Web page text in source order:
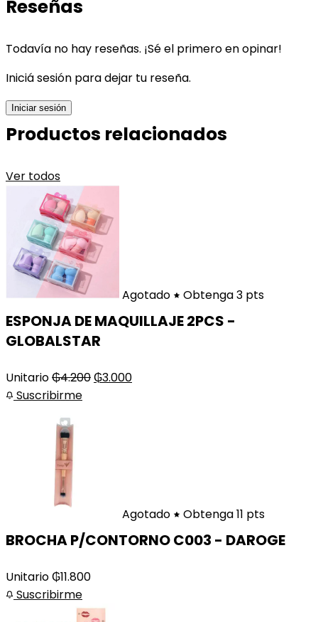
Reseñas
Todavía no hay reseñas. ¡Sé el primero en opinar!
Iniciá sesión para dejar tu reseña.
Iniciar sesión
Productos relacionados
Ver todos
Agotado Obtenga 3 pts
ESPONJA DE MAQUILLAJE 2PCS -
GLOBALSTAR
Unitario₲4.200₲3.000
Suscribirme
Agotado Obtenga 11 pts
BROCHA P/CONTORNO C003 - DAROGE
Unitario₲11.800
Suscribirme